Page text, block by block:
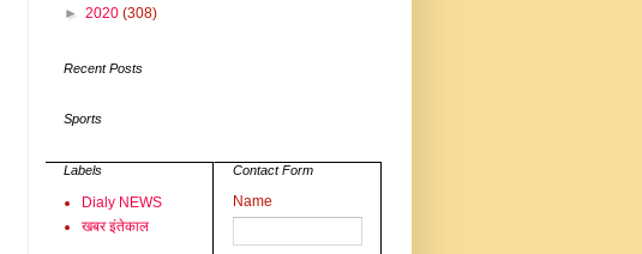
► 2020 (308)
Recent Posts
Sports
Labels
Dialy NEWS
खबर इंतेकाल
Contact Form
Name